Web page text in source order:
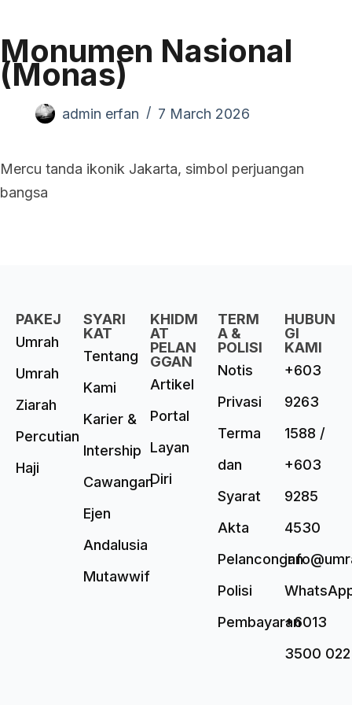
Monumen Nasional
(Monas)
admin erfan 7 March 2026
Mercu tanda ikonik Jakarta, simbol perjuangan
bangsa
PAKEJ
Umrah
Umrah
Ziarah
Percutian
Haji
SYARI
KAT
Tentang
Kami
Karier &
Intership
Cawangan
Ejen
Andalusia
Mutawwif
KHIDM
AT
PELAN
GGAN
Artikel
Portal
Layan
Diri
TERM
A &
POLISI
Notis
Privasi
Terma
dan
Syarat
Akta
Pelancongan
Polisi
Pembayaran
HUBUN
GI
KAMI
+603
9263
1588 /
+603
9285
4530
+6013
3500 022